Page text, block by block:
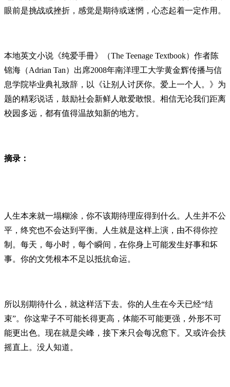
眼前是挑战或挫折，感觉是期待或迷惘，心态起着一定作用。
本地英文小说《纯爱手冊》（The Teenage Textbook）作者陈
锦海（Adrian Tan）出席2008年南洋理工大学黄金辉传播与信
息学院毕业典礼致辞，以《让别人讨厌你。爱上一个人。》为
题的精彩说话，鼓励社会新鲜人敢爱敢恨。相信无论我们距离
校园多远，都有值得温故知新的地方。
摘录：
人生本来就一塌糊涂，你不该期待理应得到什么。人生并不公
平，终究也不会达到平衡。人生就是这样上演，由不得你控
制。每天，每小时，每个瞬间，在你身上可能发生好事和坏
事。你的文凭根本不足以抵抗命运。
所以别期待什么，就这样活下去。你的人生在今天已经“结
束”。你这辈子不可能长得更高，体能不可能更强，外形不可
能更出色。现在就是尖峰，接下来只会每况愈下。又或许会扶
摇直上。没人知道。